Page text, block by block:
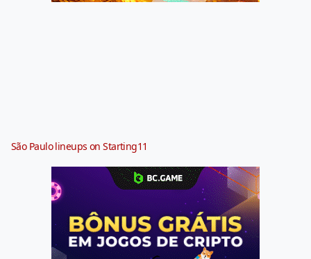
São Paulo lineups on Starting11